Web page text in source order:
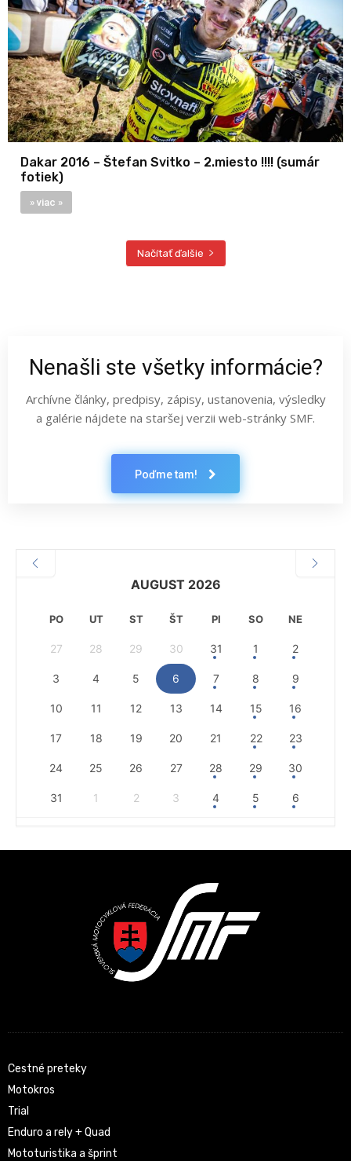
Dakar 2016 – Štefan Svitko – 2.miesto !!!! (sumár
fotiek)
» viac »
Načítať ďalšie
Nenašli ste všetky informácie?
Archívne články, predpisy, zápisy, ustanovenia, výsledky
a galérie nájdete na staršej verzii web-stránky SMF.
Poďme tam!
AUGUST 2026
PO UT ST ŠT PI SO NE
27 28 29 30 31 1 2
3 4 5 6 7 8 9
10 11 12 13 14 15 16
17 18 19 20 21 22 23
24 25 26 27 28 29 30
31 1 2 3 4 5 6
Cestné preteky
Motokros
Trial
Enduro a rely + Quad
Mototuristika a šprint